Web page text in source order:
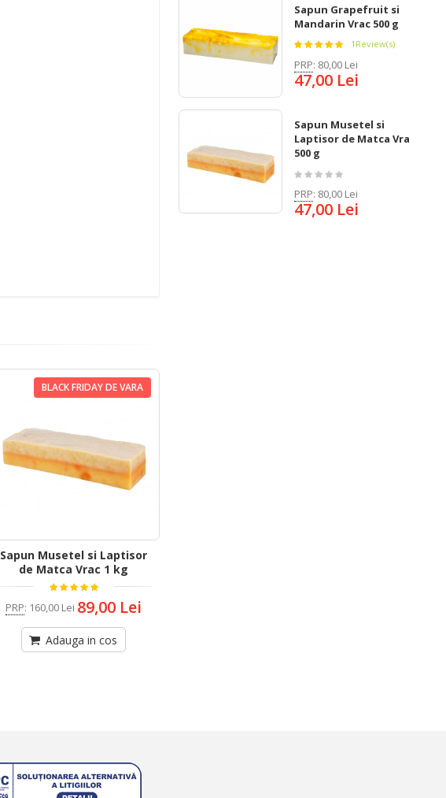
BLACK FRIDAY DE VARA
Sapun Musetel si Laptisor
de Matca Vrac 1 kg
PRP: 160,00 Lei 89,00 Lei
Adauga in cos
Sapun Grapefruit si
Mandarin Vrac 500 g
1 Review(s)
PRP: 80,00 Lei
47,00 Lei
Sapun Musetel si
Laptisor de Matca Vrac
500 g
PRP: 80,00 Lei
47,00 Lei